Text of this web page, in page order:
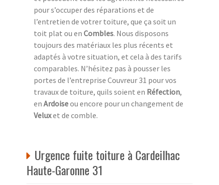
pour s’occuper des réparations et de
l’entretien de votrer toiture, que ça soit un
toit plat ou en Combles. Nous disposons
toujours des matériaux les plus récents et
adaptés à votre situation, et cela à des tarifs
comparables. N’hésitez pas à pousser les
portes de l’entreprise Couvreur 31 pour vos
travaux de toiture, quils soient en Réfection,
en Ardoiseou encore pour un changement de
Veluxet de comble.
Urgence fuite toiture à Cardeilhac
Haute-Garonne 31